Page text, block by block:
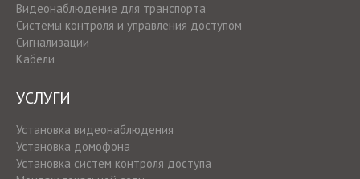
Видеонаблюдение для транспорта
Системы контроля и управления доступом
Сигнализации
Кабели
УСЛУГИ
Установка видеонаблюдения
Установка домофона
Установка систем контроля доступа